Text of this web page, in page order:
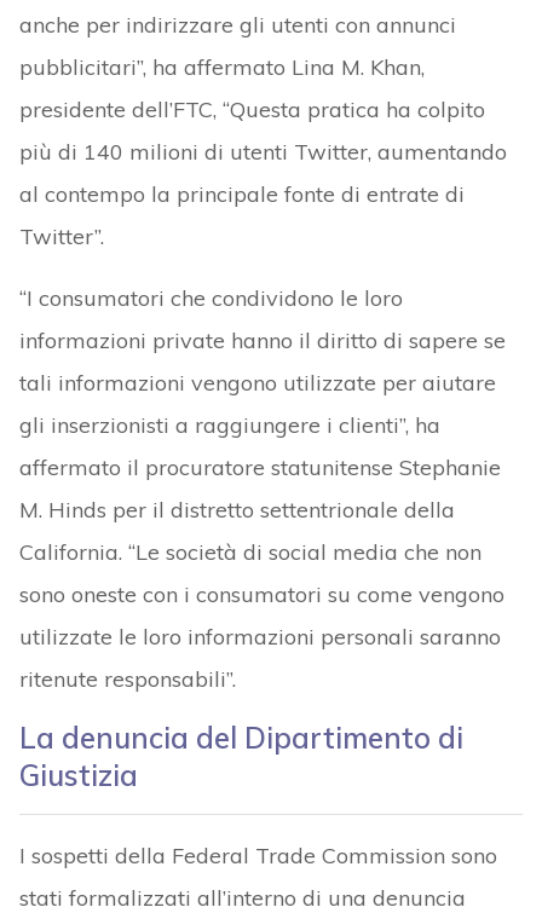
anche per indirizzare gli utenti con annunci
pubblicitari”, ha affermato Lina M. Khan,
presidente dell’FTC, “Questa pratica ha colpito
più di 140 milioni di utenti Twitter, aumentando
al contempo la principale fonte di entrate di
Twitter”.
“I consumatori che condividono le loro
informazioni private hanno il diritto di sapere se
tali informazioni vengono utilizzate per aiutare
gli inserzionisti a raggiungere i clienti”, ha
affermato il procuratore statunitense Stephanie
M. Hinds per il distretto settentrionale della
California. “Le società di social media che non
sono oneste con i consumatori su come vengono
utilizzate le loro informazioni personali saranno
ritenute responsabili”.
La denuncia del Dipartimento di
Giustizia
I sospetti della Federal Trade Commission sono
stati formalizzati all’interno di una denuncia